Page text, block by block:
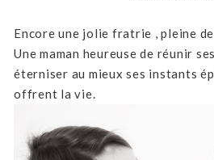
Encore une jolie fratrie , pleine
Une maman heureuse de réunir
éterniser au mieux ses instants
offrent la vie.